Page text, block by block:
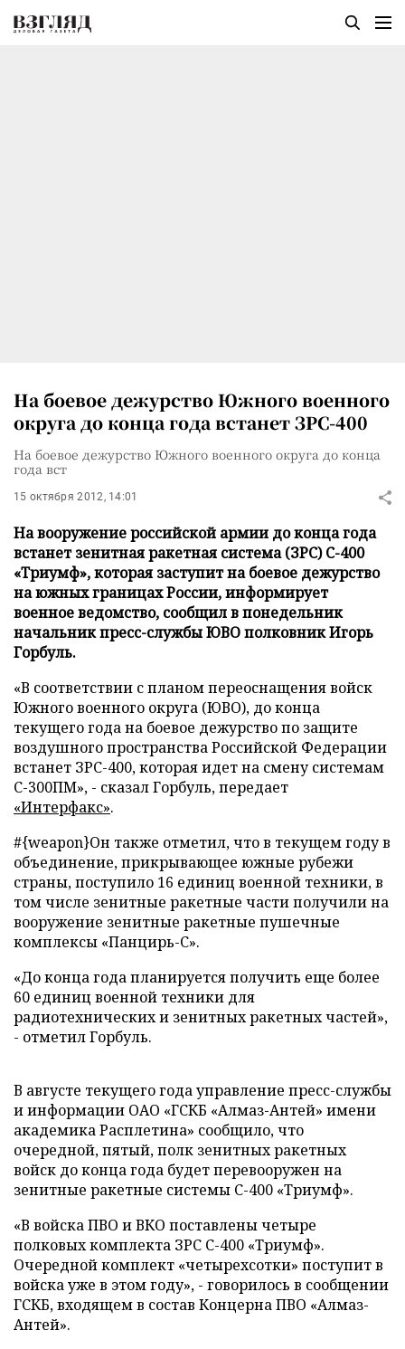
На боевое дежурство Южного военного
округа до конца года встанет ЗРС-400
На боевое дежурство Южного военного округа до конца
года вст
15 октября 2012, 14:01
На вооружение российской армии до конца года
встанет зенитная ракетная система (ЗРС) С-400
«Триумф», которая заступит на боевое дежурство
на южных границах России, информирует
военное ведомство, сообщил в понедельник
начальник пресс-службы ЮВО полковник Игорь
Горбуль.
«В соответствии с планом переоснащения войск
Южного военного округа (ЮВО), до конца
текущего года на боевое дежурство по защите
воздушного пространства Российской Федерации
встанет ЗРС-400, которая идет на смену системам
С-300ПМ», - сказал Горбуль, передает
«Интерфакс».
#{weapon}Он также отметил, что в текущем году в
объединение, прикрывающее южные рубежи
страны, поступило 16 единиц военной техники, в
том числе зенитные ракетные части получили на
вооружение зенитные ракетные пушечные
комплексы «Панцирь-С».
«До конца года планируется получить еще более
60 единиц военной техники для
радиотехнических и зенитных ракетных частей»,
- отметил Горбуль.
В августе текущего года управление пресс-службы
и информации ОАО «ГСКБ «Алмаз-Антей» имени
академика Расплетина» сообщило, что
очередной, пятый, полк зенитных ракетных
войск до конца года будет перевооружен на
зенитные ракетные системы С-400 «Триумф».
«В войска ПВО и ВКО поставлены четыре
полковых комплекта ЗРС С-400 «Триумф».
Очередной комплект «четырехсотки» поступит в
войска уже в этом году», - говорилось в сообщении
ГСКБ, входящем в состав Концерна ПВО «Алмаз-
Антей».